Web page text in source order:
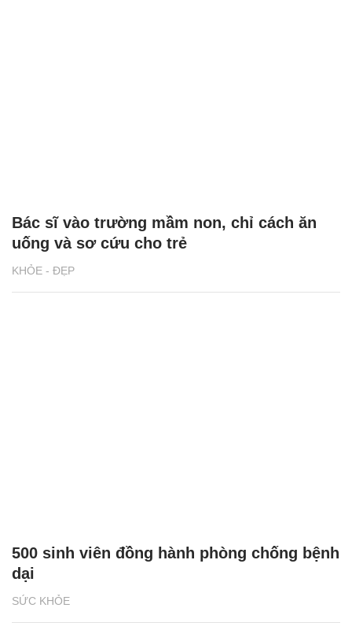
KHỎE - ĐẸP
Bác sĩ vào trường mầm non, chỉ cách ăn
uống và sơ cứu cho trẻ
SỨC KHỎE
500 sinh viên đồng hành phòng chống bệnh
dại